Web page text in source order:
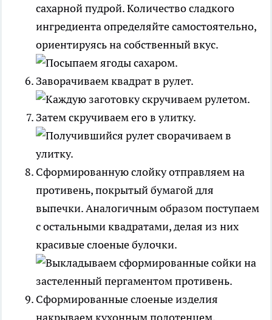
сахарной пудрой. Количество сладкого
ингредиента определяйте самостоятельно,
ориентируясь на собственный вкус.
Заворачиваем квадрат в рулет.
Затем скручиваем его в улитку.
Сформированную слойку отправляем на
противень, покрытый бумагой для
выпечки. Аналогичным образом поступаем
с остальными квадратами, делая из них
красивые слоеные булочки.
Сформированные слоеные изделия
накрываем кухонным полотенцем,